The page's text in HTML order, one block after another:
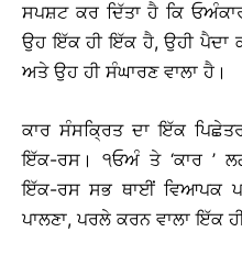
ਸਪਸ਼ਟ ਕਰ ਦਿੱਤਾ ਹੈ ਕਿ
ਉਹ ਇੱਕ ਹੀ ਇੱਕ ਹੈ, ਉਹੀ ਪੈਦਾ
ਅਤੇ ਉਹ ਹੀ ਸੰਘਾਰਣ ਵਾਲਾ ਹੈ।
ਕਾਰ ਸੰਸਕਿ੍ਰਤ ਦਾ ਇੱਕ
ਇੱਕ-ਰਸ। ੧ਓਅੰ ਤੇ ‘ਕਾਰ ’
ਇੱਕ-ਰਸ ਸਭ ਥਾਈਂ ਵਿਆਪਕ
ਪਾਲਣਾ, ਪਰਲੇ ਕਰਨ ਵਾਲਾ ਇੱਕ